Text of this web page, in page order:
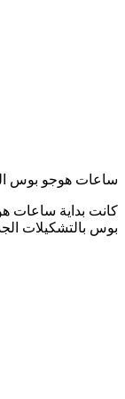
ساعات هوجو بوس
بوس بالتشكيلات